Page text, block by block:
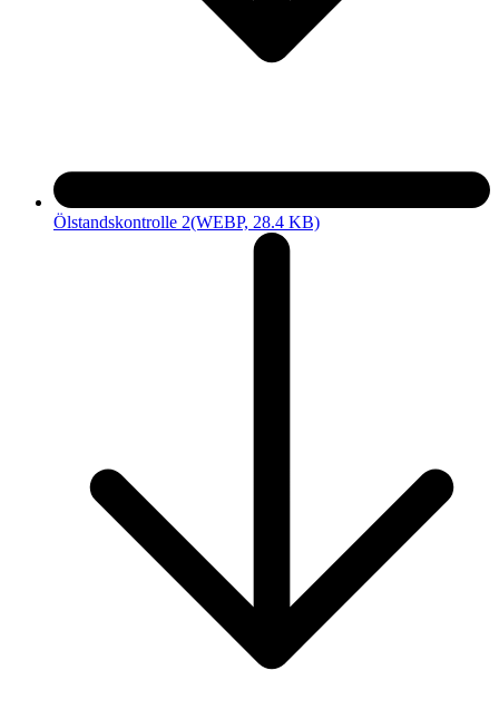
Ölstandskontrolle 2(WEBP, 28.4 KB)